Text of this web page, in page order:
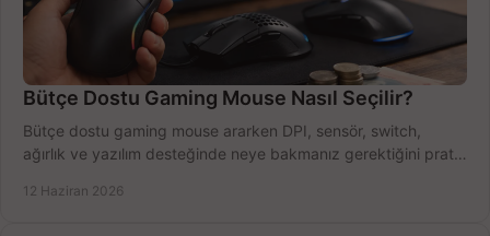
Bütçe Dostu Gaming Mouse Nasıl Seçilir?
Bütçe dostu gaming mouse ararken DPI, sensör, switch,
ağırlık ve yazılım desteğinde neye bakmanız gerektiğini pratik
12 Haziran 2026